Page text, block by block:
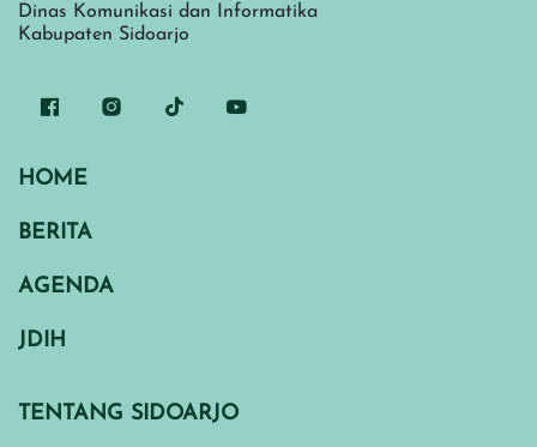
Dinas Komunikasi dan Informatika
Kabupaten Sidoarjo
HOME
BERITA
AGENDA
JDIH
TENTANG SIDOARJO